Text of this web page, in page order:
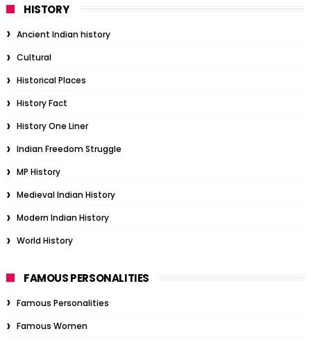
HISTORY
Ancient Indian history
Cultural
Historical Places
History Fact
History One Liner
Indian Freedom Struggle
MP History
Medieval Indian History
Modern Indian History
World History
FAMOUS PERSONALITIES
Famous Personalities
Famous Women